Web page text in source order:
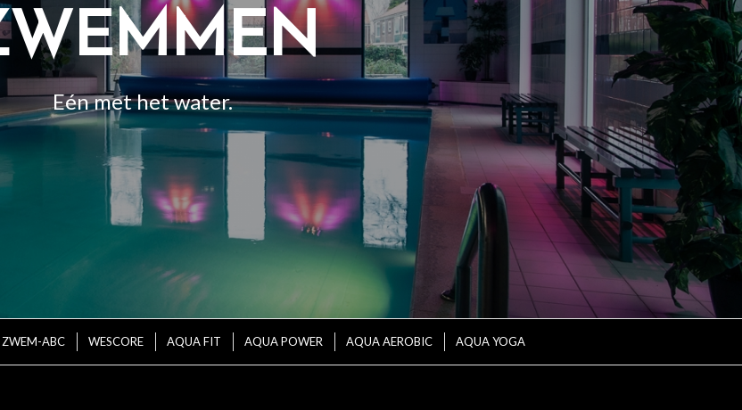
Eén met het water.
ZWEM-ABC WESCORE AQUA FIT AQUA POWER AQUA AEROBIC AQUA YOGA